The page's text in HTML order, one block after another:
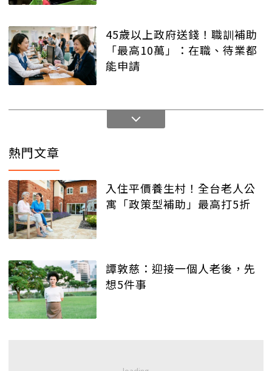
45歲以上政府送錢！職訓補助
「最高10萬」：在職、待業都
能申請
熱門文章
入住平價養生村！全台老人公
寓「政策型補助」最高打5折
譚敦慈：迎接一個人老後，先
想5件事